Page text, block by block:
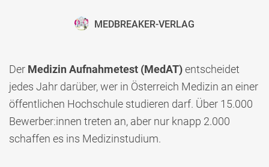
MEDBREAKER-VERLAG
Der Medizin Aufnahmetest (MedAT)entscheidet
jedes Jahr darüber, wer in Österreich Medizin an einer
öffentlichen Hochschule studieren darf. Über 15.000
Bewerber:innen treten an, aber nur knapp 2.000
schaffen es ins Medizinstudium.